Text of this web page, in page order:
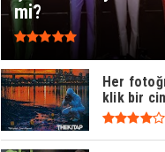
mi?
Her
klik bir